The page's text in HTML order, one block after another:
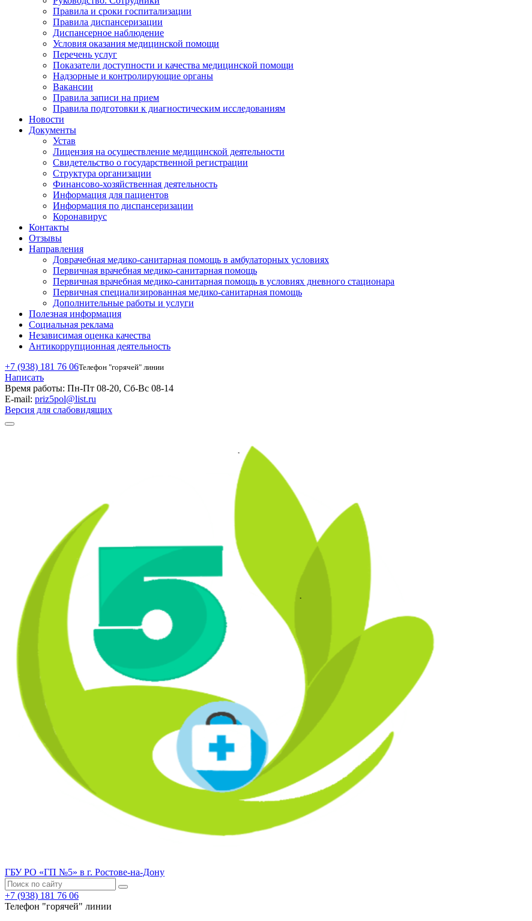
Правила и сроки госпитализации
Правила диспансеризации
Диспансерное наблюдение
Условия оказания медицинской помощи
Перечень услуг
Показатели доступности и качества медицинской помощи
Надзорные и контролирующие органы
Вакансии
Правила записи на прием
Правила подготовки к диагностическим исследованиям
Новости
Документы
Устав
Лицензия на осуществление медицинской деятельности
Свидетельство о государственной регистрации
Структура организации
Финансово-хозяйственная деятельность
Информация для пациентов
Информация по диспансеризации
Коронавирус
Контакты
Отзывы
Направления
Доврачебная медико-санитарная помощь в амбулаторных условиях
Первичная врачебная медико-санитарная помощь
Первичная врачебная медико-санитарная помощь в условиях дневного стационара
Первичная специализированная медико-санитарная помощь
Дополнительные работы и услуги
Полезная информация
Социальная реклама
Независимая оценка качества
Антикоррупционная деятельность
+7 (938) 181 76 06Телефон "горячей" линии
Написать
Время работы: Пн-Пт 08-20, Сб-Вс 08-14
E-mail: priz5pol@list.ru
Версия для слабовидящих
ГБУ РО «ГП №5» в г. Ростове-на-Дону
+7 (938) 181 76 06
Телефон "горячей" линии